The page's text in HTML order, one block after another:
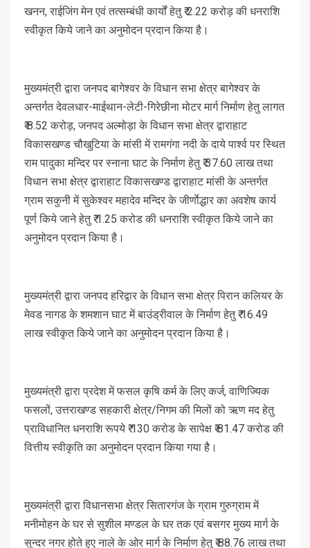
खनन, राईजिंग मेन एवं तत्सम्बंधी कार्यों हेतु ₹ 2.22 करोड़ की धनराशि
स्वीकृत किये जाने का अनुमोदन प्रदान किया है।
मुख्यमंत्री द्वारा जनपद बागेश्वर के विधान सभा क्षेत्र बागेश्वर के
अन्तर्गत देवलधार-माईथान-लेटी-गिरेछीना मोटर मार्ग निर्माण हेतु लागत
₹ 8.52 करोड़, जनपद अल्मोड़ा के विधान सभा क्षेत्र द्वाराहाट
विकासखण्ड चौखुटिया के मांसी में रामगंगा नदी के दाये पार्श्व पर स्थित
राम पादुका मन्दिर पर स्नाना घाट के निर्माण हेतु ₹ 37.60 लाख तथा
विधान सभा क्षेत्र द्वाराहाट विकासखण्ड द्वाराहाट मांसी के अन्तर्गत
ग्राम सकुनी में सुकेश्वर महादेव मन्दिर के जीर्णाेद्धार का अवशेष कार्य
पूर्ण किये जाने हेतु ₹ 1.25 करोड की धनराशि स्वीकृत किये जाने का
अनुमोदन प्रदान किया है।
मुख्यमंत्री द्वारा जनपद हरिद्वार के विधान सभा क्षेत्र पिरान कलियर के
मेवड नागड के शमशान घाट में बाउंड्रीवाल के निर्माण हेतु ₹ 16.49
लाख स्वीकृत किये जाने का अनुमोदन प्रदान किया है।
मुख्यमंत्री द्वारा प्रदेश में फसल कृषि कर्म के लिए कर्ज, वाणिज्यिक
फसलों, उत्तराखण्ड सहकारी क्षेत्र/निगम की मिलों को ऋण मद हेतु
प्राविधानित धनराशि रूपये ₹ 130 करोड के सापेक्ष ₹ 81.47 करोड की
वित्तीय स्वीकृति का अनुमोदन प्रदान किया गया है।
मुख्यमंत्री द्वारा विधानसभा क्षेत्र सितारगंज के ग्राम गुरुग्राम में
मनीमोहन के घर से सुशील मण्डल के घर तक एवं बसगर मुख्य मार्ग के
सुन्दर नगर होते हुए नाले के ओर मार्ग के निर्माण हेतु ₹ 88.76 लाख तथा